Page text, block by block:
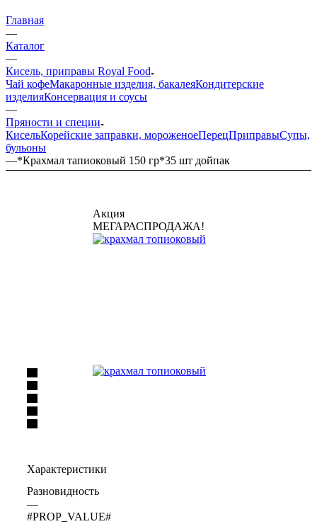
Главная
—
Каталог
—
Кисель, приправы Royal Food
Чай кофеМакаронные изделия, бакалеяКондитерские
изделияКонсервация и соусы
—
Пряности и специи
КисельКорейские заправки, мороженоеПерецПриправыСупы,
бульоны
—*Крахмал тапиоковый 150 гр*35 шт дойпак
Акция
МЕГАРАСПРОДАЖА!
Характеристики
Разновидность
—
#PROP_VALUE#